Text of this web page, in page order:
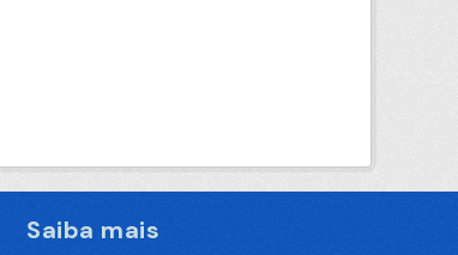
Saiba mais